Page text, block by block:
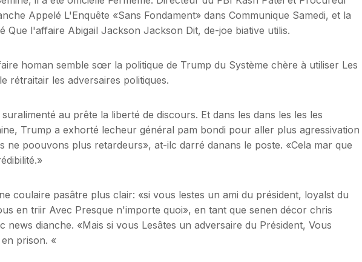
Appelé L'Enquête «Sans Fondament» dans Communique Samedi, et la
Que l'affaire Abigail Jackson Jackson Dit, de-joe biative utilis.
homan semble sœr la politique de Trump du Système chère à utiliser Les
rétraitair les adversaires politiques.
au prête la liberté de discours. Et dans les dans les les les
Trump a exhorté lecheur général pam bondi pour aller plus agressivation
ne poouvons plus retardeurs», at-ilc darré danans le poste. «Cela mar que
coulaire pasâtre plus clair: «si vous lestes un ami du président, loyalst du
en triir Avec Presque n'importe quoi», en tant que senen décor chris
news dianche. «Mais si vous Lesâtes un adversaire du Président, Vous
prison. «